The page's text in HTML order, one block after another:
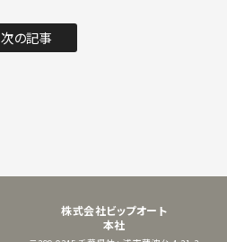
次の記事
株式会社ビップオート
本社